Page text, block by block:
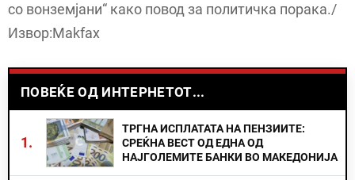
со вонземјани“ како повод за политичка порака./
Извор:Makfax
ПОВЕЌЕ ОД ИНТЕРНЕТОТ...
1.
ТРГНА ИСПЛАТАТА НА ПЕНЗИИТЕ:
СРЕЌНА ВЕСТ ОД ЕДНА ОД
НАЈГОЛЕМИТЕ БАНКИ ВО МАКЕДОНИЈА